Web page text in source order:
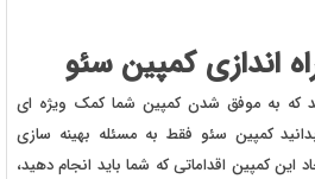
اندازی کمپین سئو
که به موفق شدن کمپین شما کمک ویژه ای
کمپین سئو فقط به مسئله بهینه سازی
کمپین اقداماتی که شما باید انجام دهید،